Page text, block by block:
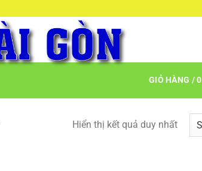
GIỎ HÀNG /0
Hiển thị kết quả duy nhất